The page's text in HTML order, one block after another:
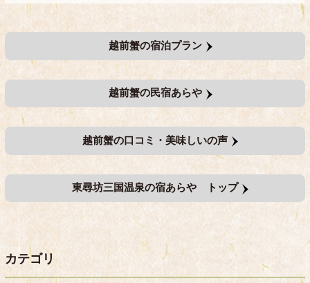
越前蟹の宿泊プラン
越前蟹の民宿あらや
越前蟹の口コミ・美味しいの声
東尋坊三国温泉の宿あらや トップ
カテゴリ